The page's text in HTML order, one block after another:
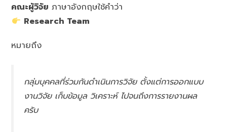
คณะผู้วิจัย ภาษาอังกฤษใช้คำว่า
Research Team
หมายถึง
กลุ่มบุคคลที่ร่วมกันดำเนินการวิจัย ตั้งแต่การออกแบบ
งานวิจัย เก็บข้อมูล วิเคราะห์ ไปจนถึงการรายงานผล
ครับ